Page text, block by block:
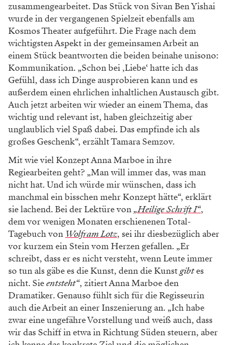
dran als die meisten anderen Figuren im Stück.“
Themen wie Chancengerechtigkeit auf einer
Theaterbühne zu verhandelt, lädt auch dazu ein, diese
in Bezug auf den Theaterbetrieb genauer unter die
Lupe zu nehmen. Obwohl viele Häuser derzeit
versuchen ihre Ensembles diverser aufzustellen, ist der
Zugang zur Theaterwelt noch immer alles andere als
niederschwellig, findet Tamara Semzov. Für die
Schauspielerin beginnt das Problem schon in der
Schule. „Es gibt viele Schüler*innen, die gar nicht
mitbekommen, dass man Schauspiel oder Regie
studieren kann. Mir ist es da ähnlich ergangen. Ich
komme aus einem eher kunstfernen Haushalt und habe
während der Schule begonnen, ein bisschen Theater zu
spielen. Bis eine ältere Schülerin einmal meinte, dass
man Theater auch studieren kann, dachte ich immer,
dass es einfach ein schönes Hobby wäre. Als sie mir
vom Studium erzählte, kam mir das im ersten Moment
total abstrakt vor.“
Die Kunstgibtes nicht
In „Liebe / Eine argumentative Übung“ haben Anna
Marboe und Tamara Semzov schon
zusammengearbeitet. Das Stück von Sivan Ben Yishai
wurde in der vergangenen Spielzeit ebenfalls am